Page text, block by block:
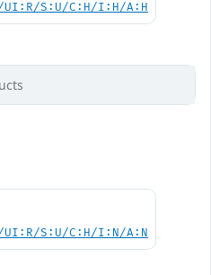
UI:R/S:U/C:H/I:H/A:H
UI:R/S:U/C:H/I:N/A:N